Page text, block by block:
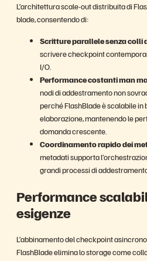
L’architettura scale-out distribuita di
blade, consentendo di:
Scritture parallele senza colli
scrivere checkpoint
I/O.
Performance costanti man
nodi di addestramento non
perché FlashBlade è scalabile in
elaborazione, mantenendo le
domanda crescente.
Coordinamento rapido dei
metadati supporta
grandi processi di
Performance
esigenze
L’abbinamento del checkpoint
FlashBlade elimina lo storage come